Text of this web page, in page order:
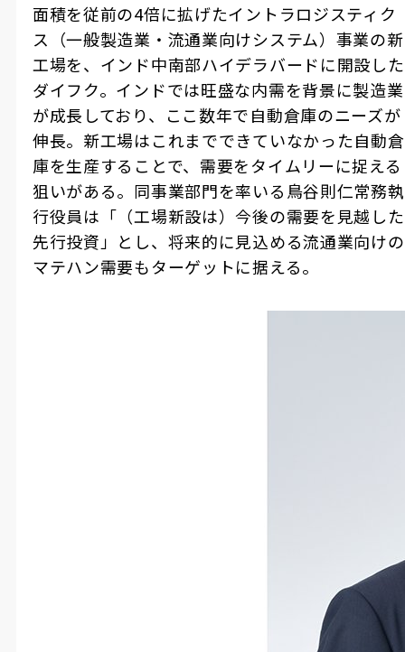
面積を従前の4倍に拡げたイントラロジスティク
ス（一般製造業・流通業向けシステム）事業の新
工場を、インド中南部ハイデラバードに開設した
ダイフク。インドでは旺盛な内需を背景に製造業
が成長しており、ここ数年で自動倉庫のニーズが
伸長。新工場はこれまでできていなかった自動倉
庫を生産することで、需要をタイムリーに捉える
狙いがある。同事業部門を率いる鳥谷則仁常務執
行役員は「（工場新設は）今後の需要を見越した
先行投資」とし、将来的に見込める流通業向けの
マテハン需要もターゲットに据える。